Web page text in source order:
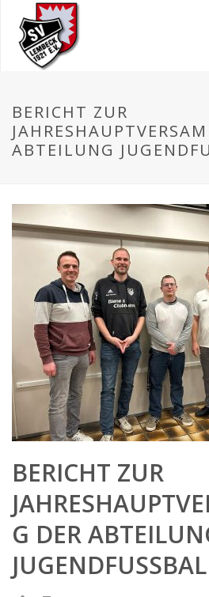
BERICHT ZUR
ABTEILUNG
BERICHT ZUR
G DER